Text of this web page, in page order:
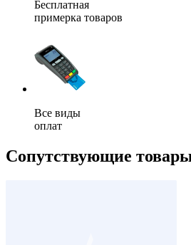
Бесплатная
примерка товаров
Все виды
оплат
Сопутствующие